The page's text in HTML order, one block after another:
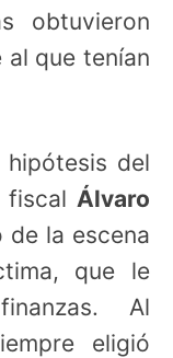
obtuvieron
que tenían
del
fiscal Álvaro
la escena
que le
Al
eligió